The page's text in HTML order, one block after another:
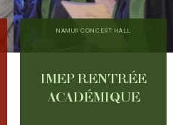
NAMUR CONCERT HALL
IMEP RENTRÉE
ACADÉMIQUE